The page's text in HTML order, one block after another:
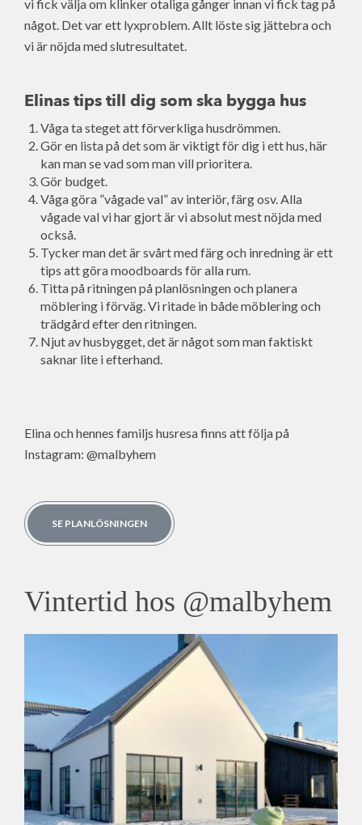
vi fick välja om klinker otaliga gånger innan vi fick tag på
något. Det var ett lyxproblem. Allt löste sig jättebra och
vi är nöjda med slutresultatet.
Elinas tips till dig som ska bygga hus
Våga ta steget att förverkliga husdrömmen.
Gör en lista på det som är viktigt för dig i ett hus, här
kan man se vad som man vill prioritera.
Gör budget.
Våga göra ”vågade val” av interiör, färg osv. Alla
vågade val vi har gjort är vi absolut mest nöjda med
också.
Tycker man det är svårt med färg och inredning är ett
tips att göra moodboards för alla rum.
Titta på ritningen på planlösningen och planera
möblering i förväg. Vi ritade in både möblering och
trädgård efter den ritningen.
Njut av husbygget, det är något som man faktiskt
saknar lite i efterhand.
Elina och hennes familjs husresa finns att följa på
Instagram: @malbyhem
SE PLANLÖSNINGEN
Vintertid hos @malbyhem